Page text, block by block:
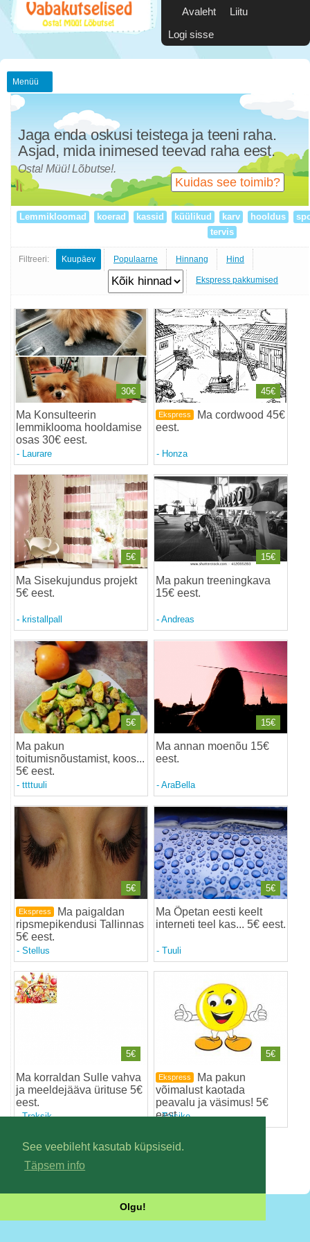
See veebileht kasutab küpsiseid.
Täpsem info
Olgu!
Avaleht
Liitu
Logi sisse
Menüü
Kuidas see toimib?
Jaga enda oskusi teistega ja teeni raha.
Asjad, mida inimesed teevad raha eest.
Osta! Müü! Lõbutse!.
Lemmikloomad koerad kassid küülikud karv hooldus
tervis
Filtreeri: Kuupäev Populaarne Hinnang Hind
Ekspress pakkumised
Ma Konsulteerin
lemmiklooma hooldamise
osas 30€ eest.
- Laurare
30€
Ekspress
Ma cordwood 45€
eest.
- Honza
45€
Ma Sisekujundus projekt
5€ eest.
- kristallpall
5€
Ma pakun treeningkava
15€ eest.
- Andreas
15€
Ma pakun
toitumisnõustamist, koos...
5€ eest.
- ttttuuli
5€
Ma annan moenõu 15€
eest.
- AraBella
15€
Ekspress
Ma paigaldan
ripsmepikendusi Tallinnas
5€ eest.
- Stellus
5€
Ma Õpetan eesti keelt
interneti teel kas... 5€ eest.
- Tuuli
5€
Ma korraldan Sulle vahva
ja meeldejääva ürituse 5€
eest.
-Traksik
5€
Ekspress
Ma pakun
võimalust kaotada
peavalu ja väsimus! 5€
eest.
-Taisike
5€
1